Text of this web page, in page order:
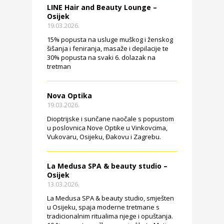
LINE Hair and Beauty Lounge –
Osijek
19.03.2026.
15% popusta na usluge muškog i ženskog
šišanja i feniranja, masaže i depilacije te
30% popusta na svaki 6. dolazak na
tretman
Nova Optika
19.03.2026.
Dioptrijske i sunčane naočale s popustom
u poslovnica Nove Optike u Vinkovcima,
Vukovaru, Osijeku, Đakovu i Zagrebu.
La Medusa SPA & beauty studio –
Osijek
13.03.2026.
La Medusa SPA & beauty studio, smješten
u Osijeku, spaja moderne tretmane s
tradicionalnim ritualima njege i opuštanja.